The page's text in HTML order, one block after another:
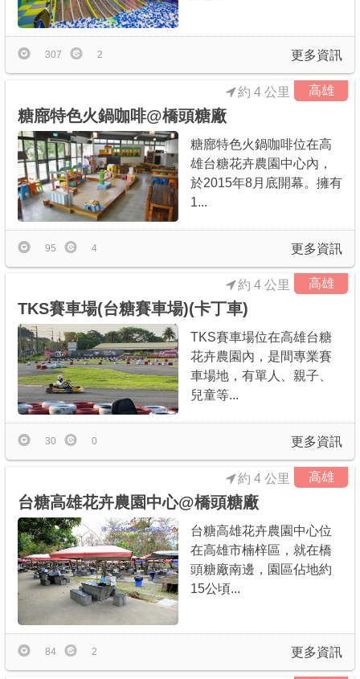
更多資訊
307 2
高雄
糖廍特色火鍋咖啡@橋頭糖廠
約 4 公里
糖廍特色火鍋咖啡位在高
雄台糖花卉農園中心內，
於2015年8月底開幕。擁有
1...
更多資訊
95 4
高雄
TKS賽車場(台糖賽車場)(卡丁車)
約 4 公里
TKS賽車場位在高雄台糖
花卉農園內，是間專業賽
車場地，有單人、親子、
兒童等...
更多資訊
30 0
高雄
台糖高雄花卉農園中心@橋頭糖廠
約 4 公里
台糖高雄花卉農園中心位
在高雄市楠梓區，就在橋
頭糖廠南邊，園區佔地約
15公頃...
更多資訊
84 2